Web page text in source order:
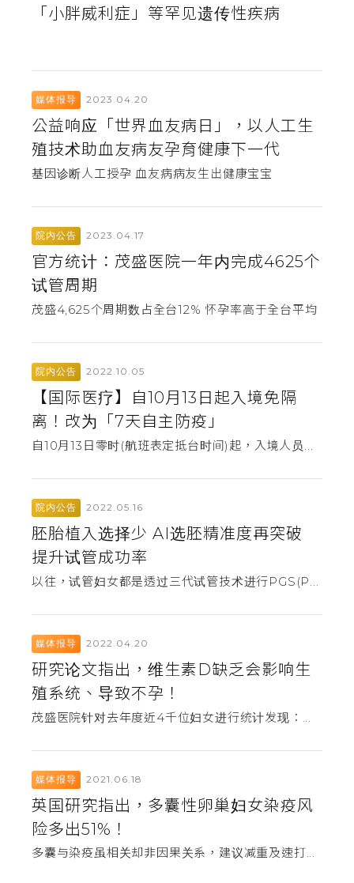
「小胖威利症」等罕见遗传性疾病
媒体报导 2023.04.20
公益响应「世界血友病日」，以人工生
殖技术助血友病友孕育健康下一代
基因诊断人工授孕 血友病病友生出健康宝宝
院内公告 2023.04.17
官方统计：茂盛医院一年内完成4625个
试管周期
茂盛4,625个周期数占全台12% 怀孕率高于全台平均
院内公告 2022.10.05
【国际医疗】自10月13日起入境免隔
离！改为「7天自主防疫」
自10月13日零时(航班表定抵台时间)起，入境人员...
院内公告 2022.05.16
胚胎植入选择少 AI选胚精准度再突破
提升试管成功率
以往，试管妇女都是透过三代试管技术进行PGS(P...
媒体报导 2022.04.20
研究论文指出，维生素D缺乏会影响生
殖系统、导致不孕！
茂盛医院针对去年度近4千位妇女进行统计发现：...
媒体报导 2021.06.18
英国研究指出，多囊性卵巢妇女染疫风
险多出51%！
多囊与染疫虽相关却非因果关系，建议减重及速打...